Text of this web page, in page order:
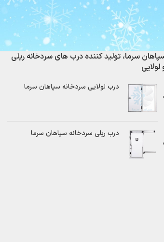
سرما، تولید کننده درب های سردخانه ریلی
لولایی
درب لولایی سردخانه سپاهان سرما
درب ریلی سردخانه سپاهان سرما